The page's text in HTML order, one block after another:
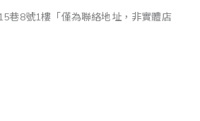
巷8號1樓「僅為聯絡地址，非實體店